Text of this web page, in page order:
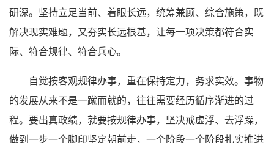
研深。坚持立足当前、着眼长远，统筹兼顾、综合施策，既
解决现实难题，又夯实长远根基，让每一项决策都符合实
际、符合规律、符合兵心。
自觉按客观规律办事，重在保持定力，务求实效。事物
的发展从来不是一蹴而就的，往往需要经历循序渐进的过
程。要出真政绩，就要按规律办事，坚决戒虚浮、去浮躁，
做到一步一个脚印坚定朝前走，一个阶段一个阶段扎实推进